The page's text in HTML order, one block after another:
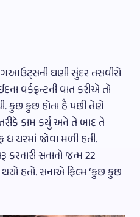
ઘણી સુંદર તસવીરો
વર્કફ્રન્ટની વાત કરીએ તો
કુછ કુછ હોતા હૈ પછી તેણે
કામ કર્યું અને તે બાદ તે
યરમાં જોવા મળી હતી.
કરનારી સનાનો જન્મ 22
હતો. સનાએ ફિલ્મ ‘કુછ કુછ